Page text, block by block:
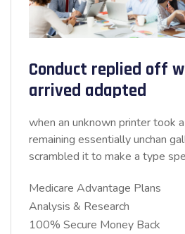
Conduct replied off
arrived adapted
when an unknown printer took
remaining essentially unchan
scrambled it to make a type
Medicare Advantage Plans
Analysis & Research
100% Secure Money Back